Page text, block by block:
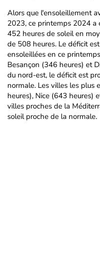
Alors que l'ensoleillement
2023, ce printemps 2024 a
452 heures de soleil en
de 508 heures. Le déficit
ensoleillées en ce
Besançon (346 heures) et
du nord-est, le déficit est
normale. Les villes les plus
heures), Nice (643 heures)
villes proches de la
soleil proche de la normale.